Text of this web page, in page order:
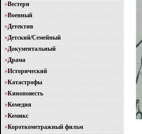
»Вестерн
»Военный
»Детектив
»Детский/Семейный
»Документальный
»Драма
»Исторический
»Катастрофы
»Киноповесть
»Комедия
»Комикс
»Короткометражный фильм